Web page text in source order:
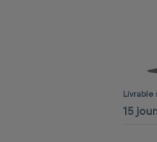
Livrable
15